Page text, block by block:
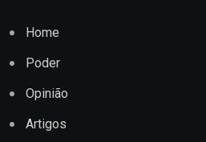
Home
Poder
Opinião
Artigos